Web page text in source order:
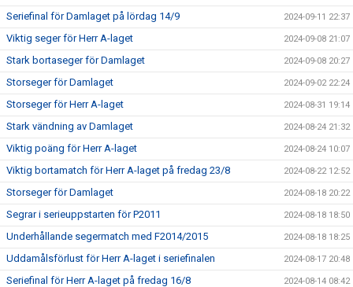
Seriefinal för Damlaget på lördag 14/9 2024-09-11 22:37
Viktig seger för Herr A-laget 2024-09-08 21:07
Stark bortaseger för Damlaget 2024-09-08 20:27
Storseger för Damlaget 2024-09-02 22:24
Storseger för Herr A-laget 2024-08-31 19:14
Stark vändning av Damlaget 2024-08-24 21:32
Viktig poäng för Herr A-laget 2024-08-24 10:07
Viktig bortamatch för Herr A-laget på fredag 23/8 2024-08-22 12:52
Storseger för Damlaget 2024-08-18 20:22
Segrar i serieuppstarten för P2011 2024-08-18 18:50
Underhållande segermatch med F2014/2015 2024-08-18 18:25
Uddamålsförlust för Herr A-laget i seriefinalen 2024-08-17 20:48
Seriefinal för Herr A-laget på fredag 16/8 2024-08-14 08:42